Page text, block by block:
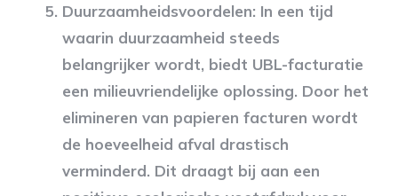
Duurzaamheidsvoordelen: In een tijd
waarin duurzaamheid steeds
belangrijker wordt, biedt UBL-facturatie
een milieuvriendelijke oplossing. Door het
elimineren van papieren facturen wordt
de hoeveelheid afval drastisch
verminderd. Dit draagt bij aan een